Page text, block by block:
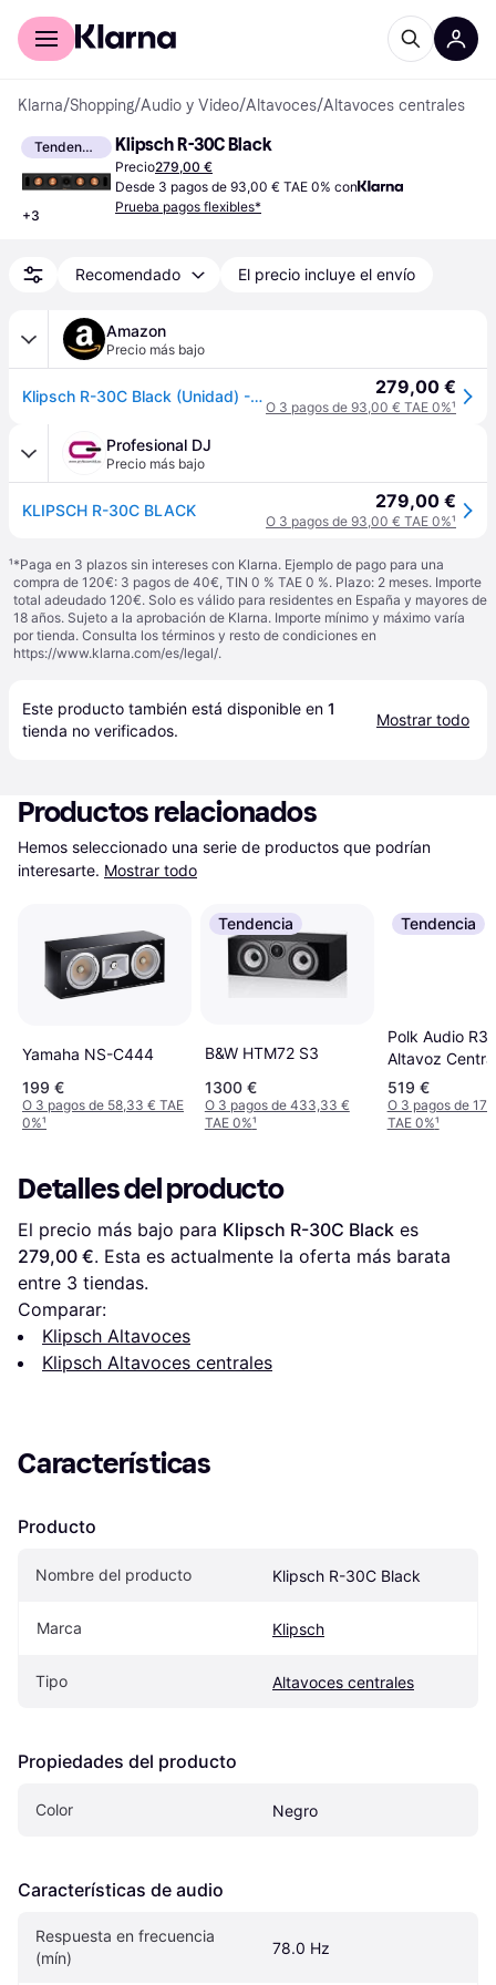
Comprar con Klarna
Klarna/Shopping/Audio y Video/Altavoces/Altavoces centrales
Tendencia
+3
Klipsch R-30C Black
Precio279,00 €
Desde 3 pagos de 93,00 € TAE 0% con
Prueba pagos flexibles*
Recomendado El precio incluye el envío
Amazon
Precio más bajo
Klipsch R-30C Black (Unidad) -Altavoz Central Negro para Home Cinema - 100W/400W - 8 Ohm 279,00 €
O 3 pagos de 93,00 € TAE 0%¹
Profesional DJ
Precio más bajo
KLIPSCH R-30C BLACK 279,00 €
O 3 pagos de 93,00 € TAE 0%¹
¹*Paga en 3 plazos sin intereses con Klarna. Ejemplo de pago para una
compra de 120€: 3 pagos de 40€, TIN 0 % TAE 0 %. Plazo: 2 meses. Importe
total adeudado 120€. Solo es válido para residentes en España y mayores de
18 años. Sujeto a la aprobación de Klarna. Importe mínimo y máximo varía
por tienda. Consulta los términos y resto de condiciones en
https://www.klarna.com/es/legal/.
Este producto también está disponible en 1
tienda no verificados.
Mostrar todo
Productos relacionados
Hemos seleccionado una serie de productos que podrían
interesarte. Mostrar todo
Yamaha NS-C444
199 €
O 3 pagos de 58,33 € TAE
0%¹
Tendencia
B&W HTM72 S3
1300 €
O 3 pagos de 433,33 €
TAE 0%¹
Tendencia
Polk Audio
Altavoz
519 €
O 3 pagos de
TAE 0%¹
Detalles del producto
El precio más bajo para Klipsch R-30C Black
279,00 €. Esta es actualmente la oferta más barata
entre 3 tiendas.
Comparar:
Klipsch Altavoces
Klipsch Altavoces centrales
Características
Producto
Nombre del producto Klipsch R-30C Black
Marca Klipsch
Tipo Altavoces centrales
Propiedades del producto
Color Negro
Características de audio
Respuesta en frecuencia
(mín)
78.0 Hz